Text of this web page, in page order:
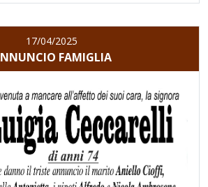
17/04/2025
FAMIGLIA